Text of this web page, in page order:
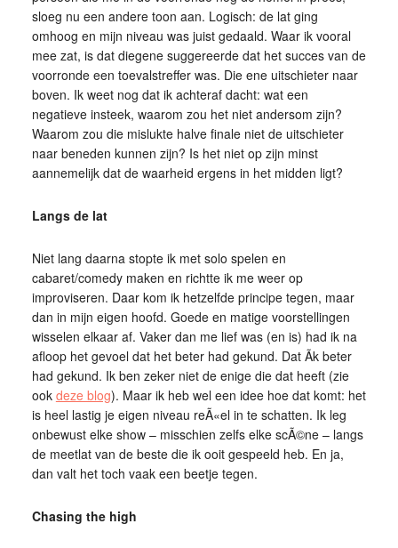
sloeg nu een andere toon aan. Logisch: de lat ging
omhoog en mijn niveau was juist gedaald. Waar ik vooral
mee zat, is dat diegene suggereerde dat het succes van de
voorronde een toevalstreffer was. Die ene uitschieter naar
boven. Ik weet nog dat ik achteraf dacht: wat een
negatieve insteek, waarom zou het niet andersom zijn?
Waarom zou die mislukte halve finale niet de uitschieter
naar beneden kunnen zijn? Is het niet op zijn minst
aannemelijk dat de waarheid ergens in het midden ligt?
Langs de lat
Niet lang daarna stopte ik met solo spelen en
cabaret/comedy maken en richtte ik me weer op
improviseren. Daar kom ik hetzelfde principe tegen, maar
dan in mijn eigen hoofd. Goede en matige voorstellingen
wisselen elkaar af. Vaker dan me lief was (en is) had ik na
afloop het gevoel dat het beter had gekund. Dat Ã­k beter
had gekund. Ik ben zeker niet de enige die dat heeft (zie
ook deze blog). Maar ik heb wel een idee hoe dat komt: het
is heel lastig je eigen niveau reÃ«el in te schatten. Ik leg
onbewust elke show – misschien zelfs elke scÃ©ne – langs
de meetlat van de beste die ik ooit gespeeld heb. En ja,
dan valt het toch vaak een beetje tegen.
Chasing the high